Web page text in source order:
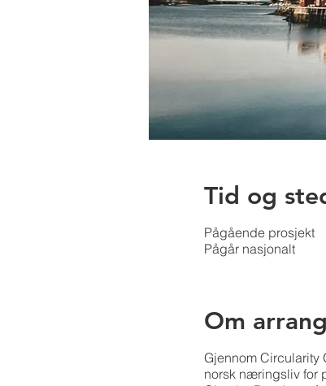
Tid og
Pågående prosjekt
Pågår nasjonalt
Om
Gjennom Circularity
norsk næringsliv for